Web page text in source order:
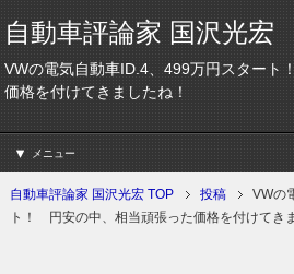
自動車評論家 国沢光宏
VWの電気自動車ID.4、499万円スター
価格を付けてきましたね！
メニュー
自動車評論家 国沢光宏 TOP 投稿
VWの
ト！ 円安の中、相当頑張った価格を付けてき